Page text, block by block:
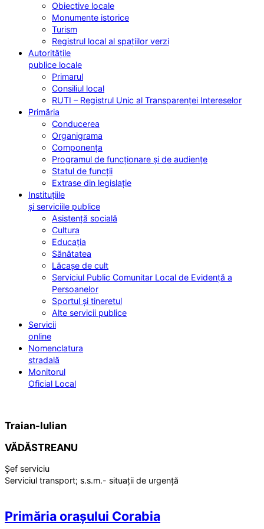
Obiective locale
Monumente istorice
Turism
Registrul local al spațiilor verzi
Autoritățile
publice locale
Primarul
Consiliul local
RUTI – Registrul Unic al Transparenței Intereselor
Primăria
Conducerea
Organigrama
Componența
Programul de funcționare și de audiențe
Statul de funcții
Extrase din legislație
Instituțiile
și serviciile publice
Asistență socială
Cultura
Educația
Sănătatea
Lăcașe de cult
Serviciul Public Comunitar Local de Evidență a
Persoanelor
Sportul și tineretul
Alte servicii publice
Servicii
online
Nomenclatura
stradală
Monitorul
Oficial Local
Traian-Iulian
VĂDĂSTREANU
Șef serviciu
Serviciul transport; s.s.m.- situații de urgență
Primăria orașului Corabia